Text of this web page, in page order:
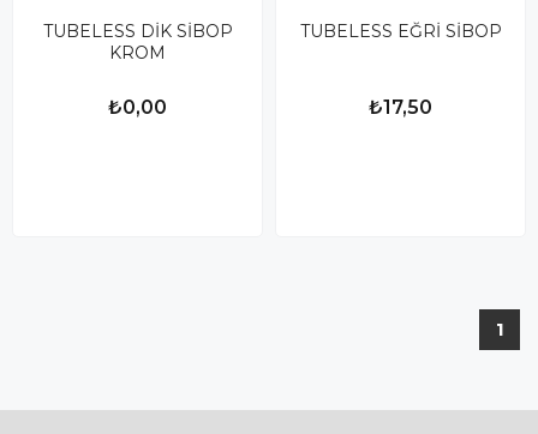
TUBELESS DİK SİBOP
KROM
₺0,00
TUBELESS EĞRİ SİBOP
₺17,50
1